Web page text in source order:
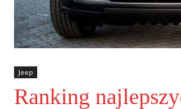
Jeep
Ranking